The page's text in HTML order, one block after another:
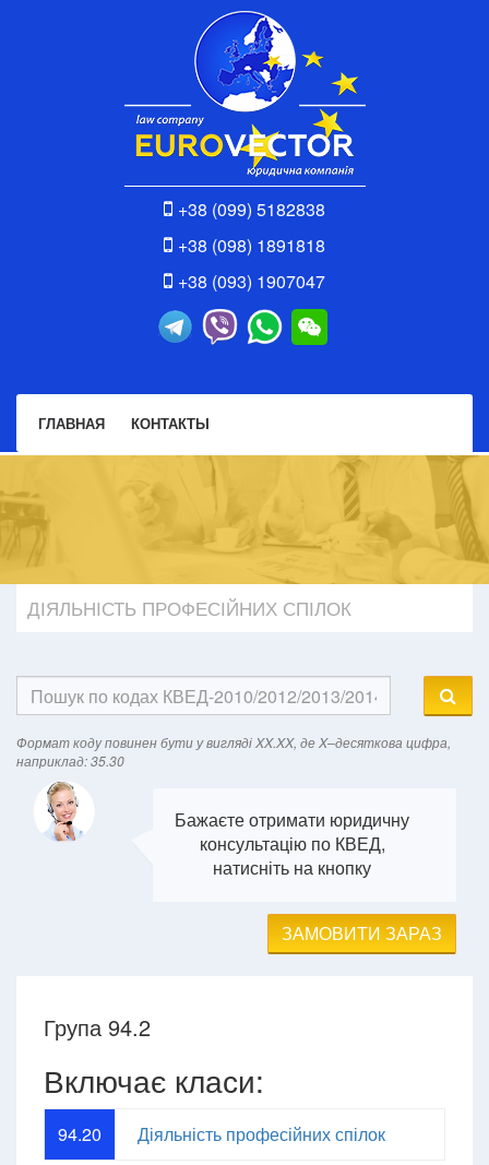
+38 (099) 5182838
+38 (098) 1891818
+38 (093) 1907047
ГЛАВНАЯ КОНТАКТЫ
ДІЯЛЬНІСТЬ ПРОФЕСІЙНИХ СПІЛОК
Формат кодy повинен бути у вигляді XX.XX, де X–десяткова цифра,
наприклад: 35.30
Бажаєте отримати юридичну
консультацію по КВЕД,
натисніть на кнопку
ЗАМОВИТИ ЗАРАЗ
Група 94.2
Включає класи:
94.20 Діяльність професійних спілок